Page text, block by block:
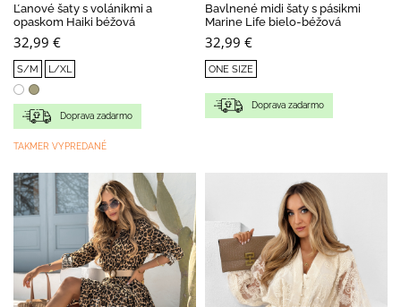
Ľanové šaty s volánikmi a
opaskom Haiki béžová
32,99 €
S/M L/XL
Doprava zadarmo
TAKMER VYPREDANÉ
Bavlnené midi šaty s pásikmi
Marine Life bielo-béžová
32,99 €
ONE SIZE
Doprava zadarmo